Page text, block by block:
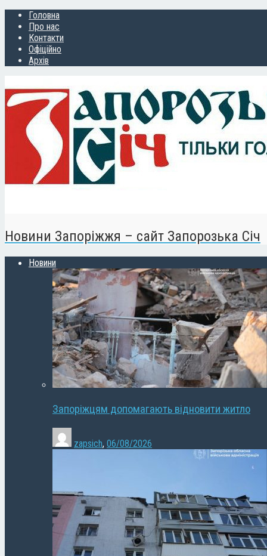
Головна
Про нас
Контакти
Офіційно
Архів
Новини Запоріжжя – сайт Запорозька Січ
Новини
Запоріжцям допомагають відновити житло
zapsich, 06/08/2026